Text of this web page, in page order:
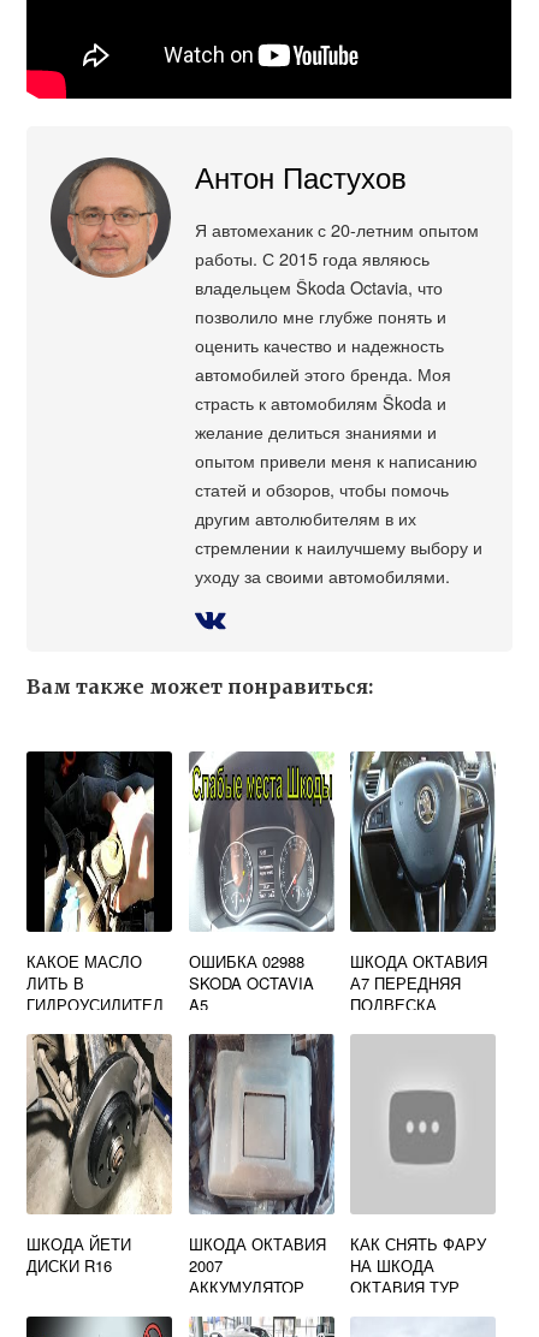
Антон Пастухов
Я автомеханик с 20-летним опытом
работы. С 2015 года являюсь
владельцем Škoda Octavia, что
позволило мне глубже понять и
оценить качество и надежность
автомобилей этого бренда. Моя
страсть к автомобилям Škoda и
желание делиться знаниями и
опытом привели меня к написанию
статей и обзоров, чтобы помочь
другим автолюбителям в их
стремлении к наилучшему выбору и
уходу за своими автомобилями.
Вам также может понравиться:
КАКОЕ МАСЛО
ЛИТЬ В
ГИДРОУСИЛИТЕЛ
OCTAVIA TOUR
ОШИБКА 02988
SKODA OCTAVIA
A5
ШКОДА ОКТАВИЯ
А7 ПЕРЕДНЯЯ
ПОДВЕСКА
ШКОДА ЙЕТИ
ДИСКИ R16
ШКОДА ОКТАВИЯ
2007
АККУМУЛЯТОР
КАК СНЯТЬ ФАРУ
НА ШКОДА
ОКТАВИЯ ТУР